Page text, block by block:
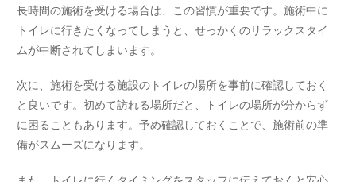
長時間の施術を受ける場合は、この習慣が重要です。施術中に
トイレに行きたくなってしまうと、せっかくのリラックスタイ
ムが中断されてしまいます。
次に、施術を受ける施設のトイレの場所を事前に確認しておく
と良いです。初めて訪れる場所だと、トイレの場所が分からず
に困ることもあります。予め確認しておくことで、施術前の準
備がスムーズになります。